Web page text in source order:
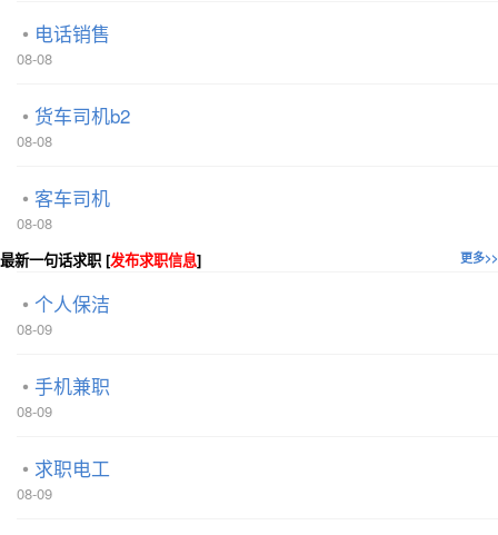
电话销售
08-08
货车司机b2
08-08
客车司机
08-08
更多>>
最新一句话求职 [发布求职信息]
个人保洁
08-09
手机兼职
08-09
求职电工
08-09